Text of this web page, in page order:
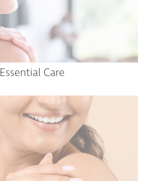
Essential Care